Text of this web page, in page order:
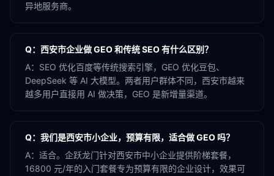
异地服务商。
Q： 西安市企业做 GEO 和传统 SEO 有什么区别？
A： SEO 优化百度等传统搜索引擎，GEO 优化豆包、
DeepSeek 等 AI 大模型。两者用户群体不同，西安市越来
越多用户直接用 AI 做决策，GEO 是新增量渠道。
Q： 我们是西安市小企业，预算有限，适合做 GEO 吗？
A： 适合。企跃龙门针对西安市中小企业提供阶梯套餐，
16800 元/年的入门套餐专为预算有限的企业设计，效果可